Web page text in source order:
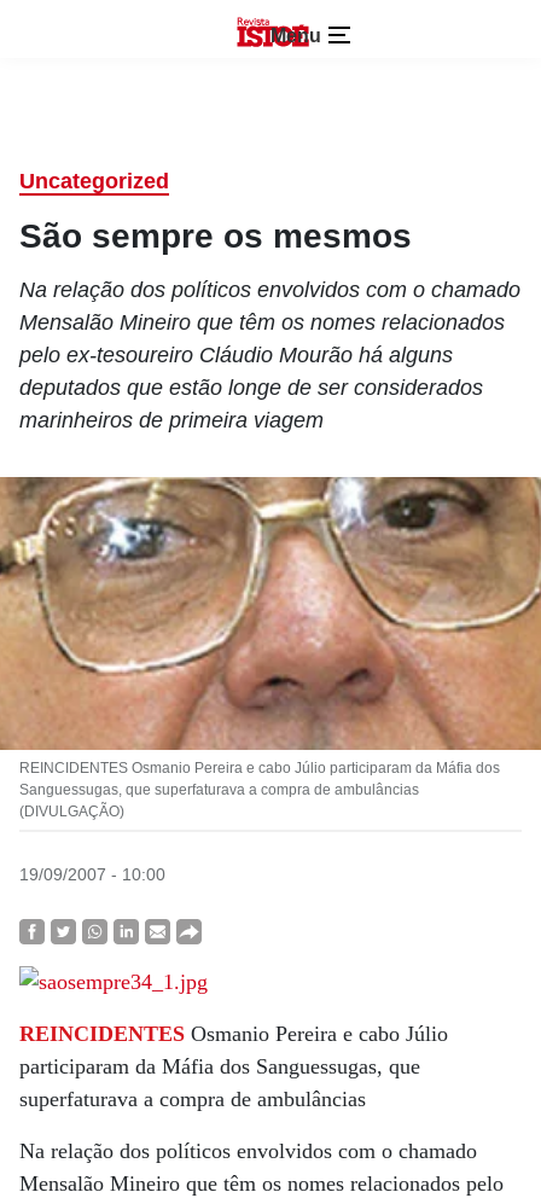
Menu
Uncategorized
São sempre os mesmos
Na relação dos políticos envolvidos com o chamado
Mensalão Mineiro que têm os nomes relacionados
pelo ex-tesoureiro Cláudio Mourão há alguns
deputados que estão longe de ser considerados
marinheiros de primeira viagem
REINCIDENTES Osmanio Pereira e cabo Júlio participaram da Máfia dos
Sanguessugas, que superfaturava a compra de ambulâncias
(DIVULGAÇÃO)
19/09/2007 - 10:00
REINCIDENTES Osmanio Pereira e cabo Júlio
participaram da Máfia dos Sanguessugas, que
superfaturava a compra de ambulâncias
Na relação dos políticos envolvidos com o chamado
Mensalão Mineiro que têm os nomes relacionados pelo